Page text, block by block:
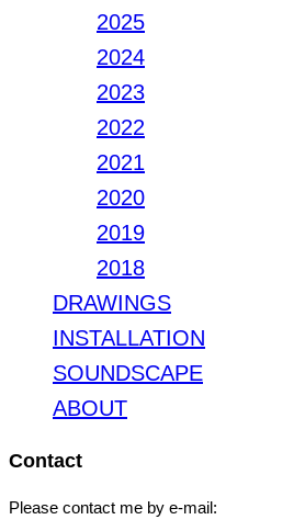
2025
2024
2023
2022
2021
2020
2019
2018
DRAWINGS
INSTALLATION
SOUNDSCAPE
ABOUT
Contact
Please contact me by e-mail: